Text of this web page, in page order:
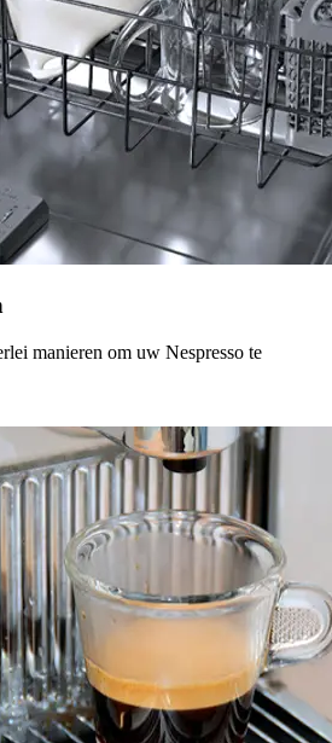
manieren om uw Nespresso te